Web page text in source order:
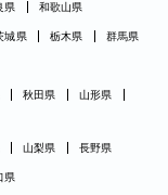
県 和歌山県
城県 栃木県 群馬県
秋田県
山形県
山梨県 長野県
県